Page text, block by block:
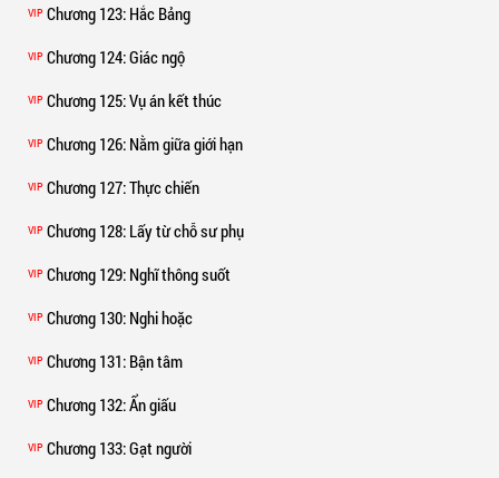
VIP Chương 123: Hắc Bảng
VIP Chương 124: Giác ngộ
VIP Chương 125: Vụ án kết thúc
VIP Chương 126: Nằm giữa giới hạn
VIP Chương 127: Thực chiến
VIP Chương 128: Lấy từ chỗ sư phụ
VIP Chương 129: Nghĩ thông suốt
VIP Chương 130: Nghi hoặc
VIP Chương 131: Bận tâm
VIP Chương 132: Ẩn giấu
VIP Chương 133: Gạt người